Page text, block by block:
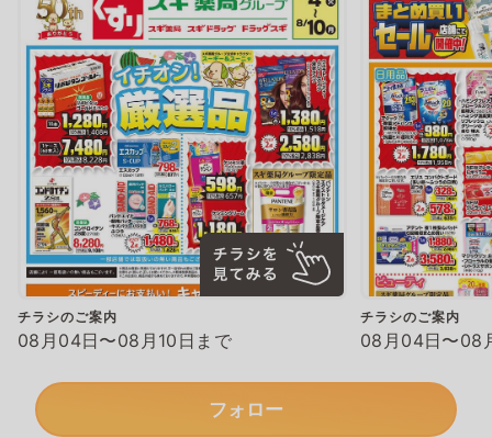
チラシのご案内
08月04日〜08月10日まで
チラシのご案内
08月04日〜08
フォロー